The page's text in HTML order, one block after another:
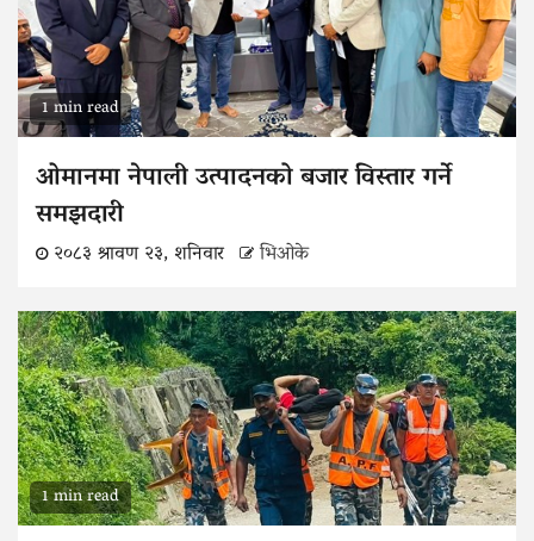
1 min read
ओमानमा नेपाली उत्पादनको बजार विस्तार गर्ने
समझदारी
२०८३ श्रावण २३, शनिवार भिओके
1 min read